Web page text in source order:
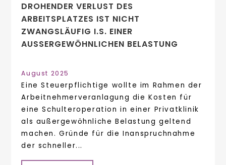
DROHENDER VERLUST DES
ARBEITSPLATZES IST NICHT
ZWANGSLÄUFIG I.S. EINER
AUSSERGEWÖHNLICHEN BELASTUNG
August 2025
Eine Steuerpflichtige wollte im Rahmen der
Arbeitnehmerveranlagung die Kosten für
eine Schulteroperation in einer Privatklinik
als außergewöhnliche Belastung geltend
machen. Gründe für die Inanspruchnahme
der schneller...